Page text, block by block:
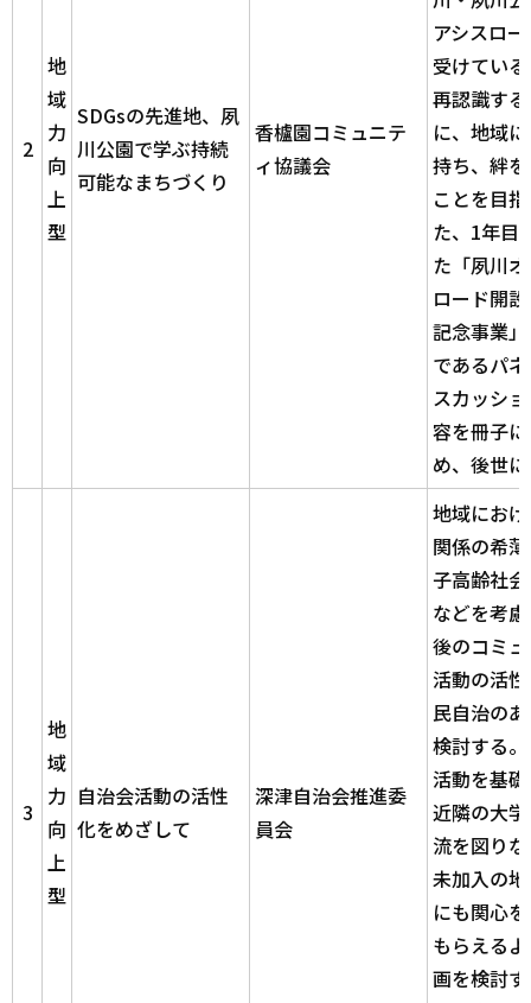
2
地
域
力
向
上
型
SDGsの先進地、夙
川公園で学ぶ持続
可能なまちづくり
香櫨園コミュニテ
ィ協議会
アシスロ
受けてい
再認識す
に、地域
持ち、絆
ことを目
た、1年目
た「夙川
ロード開
記念事業
であるパ
スカッシ
容を冊子
め、後世
3
地
域
力
向
上
型
自治会活動の活性
化をめざして
深津自治会推進委
員会
地域にお
関係の希
子高齢社
などを考
後のコミ
活動の活
民自治の
検討する
活動を基
近隣の大
流を図り
未加入の
にも関心
もらえる
画を検討